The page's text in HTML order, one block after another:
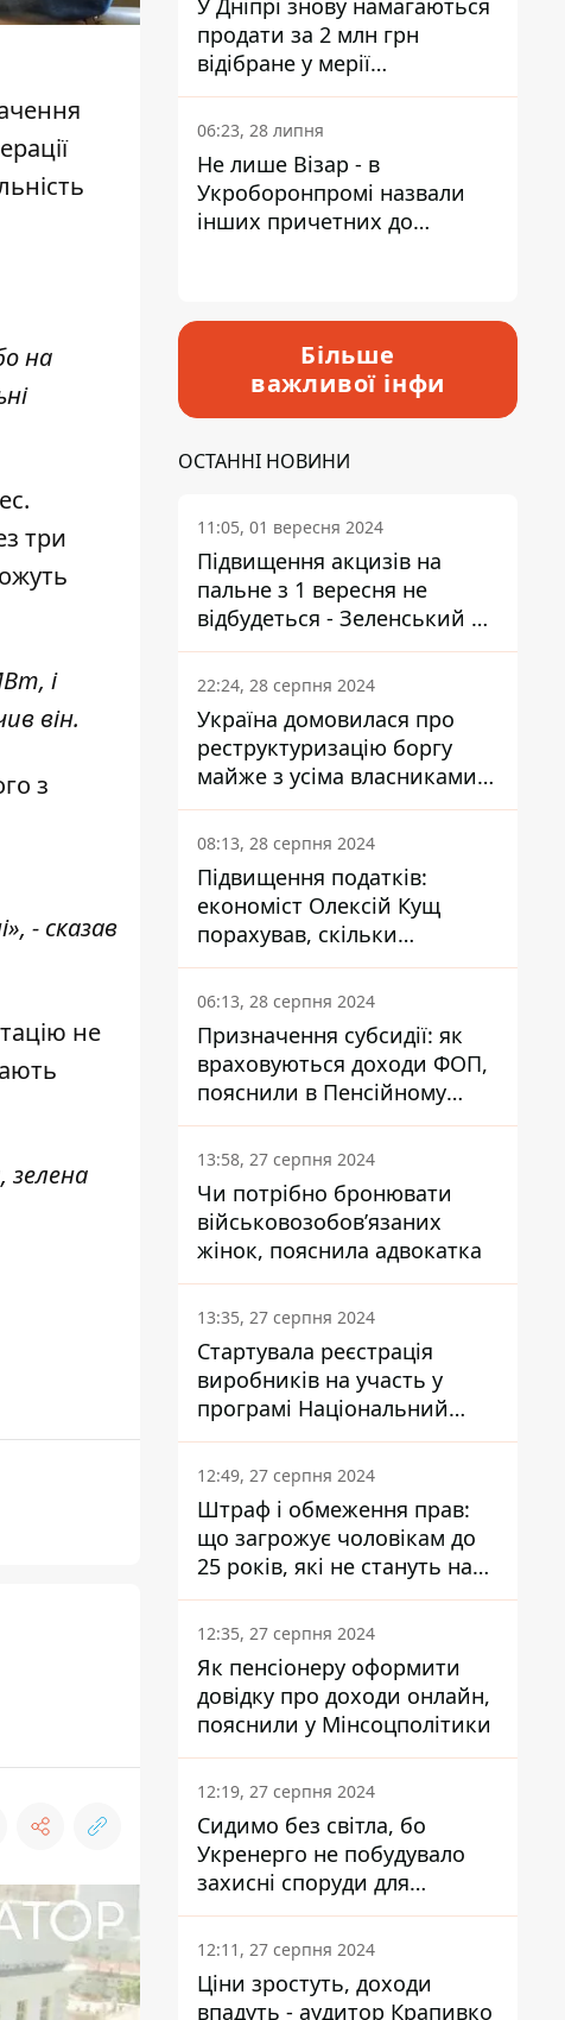
на
три
і
він.
з
- сказав
не
зелена
У Дніпрі знову намагаються
продати за 2 млн грн
відібране у мерії
приміщення Укрпошти
06:23, 28 липня
Не лише Візар - в
Укроборонпромі назвали
інших причетних до
Більше
важливої інфи
ОСТАННІ НОВИНИ
11:05, 01 вересня 2024
Підвищення акцизів на
пальне з 1 вересня не
відбудеться - Зеленський не
підписав закон
22:24, 28 серпня 2024
Україна домовилася про
реструктуризацію боргу
майже з усіма власниками
єврооблігацій: що це
означає для країни
08:13, 28 серпня 2024
Підвищення податків:
економіст Олексій Кущ
порахував, скільки
заплатить кожен українець
06:13, 28 серпня 2024
Призначення субсидії: як
враховуються доходи ФОП,
пояснили в Пенсійному
фонді
13:58, 27 серпня 2024
Чи потрібно бронювати
військовозобов’язаних
жінок, пояснила адвокатка
13:35, 27 серпня 2024
Стартувала реєстрація
виробників на участь у
програмі Національний
кешбек: як це зробити
через портал Дія
12:49, 27 серпня 2024
Штраф і обмеження прав:
що загрожує чоловікам до
25 років, які не стануть на
військовий облік
12:35, 27 серпня 2024
Як пенсіонеру оформити
довідку про доходи онлайн,
пояснили у Мінсоцполітики
12:19, 27 серпня 2024
Сидимо без світла, бо
Укренерго не побудувало
захисні споруди для
енергетики - нардеп
Кучеренко
12:11, 27 серпня 2024
Ціни зростуть, доходи
впадуть - аудитор Крапивко